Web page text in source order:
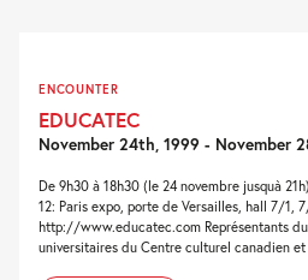
ENCOUNTER
EDUCATEC
November 24th, 1999 - November
De 9h30 à 18h30 (le 24 novembre jusquà
12: Paris expo, porte de Versailles, hall 7/1,
http://www.educatec.com Représentants
universitaires du Centre culturel canadien